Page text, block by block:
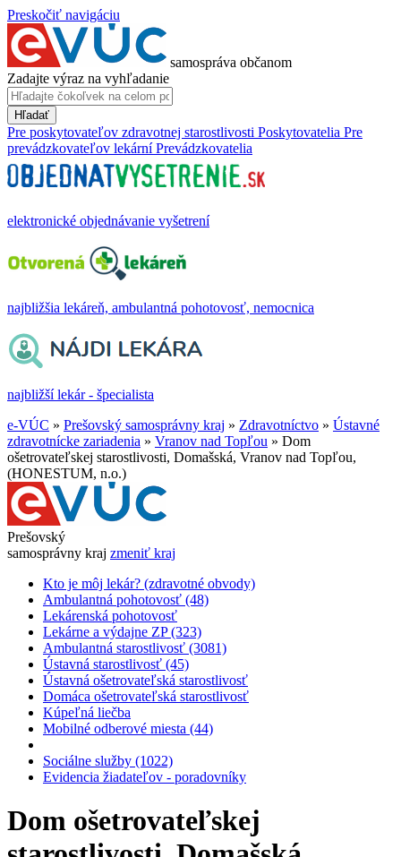
Preskočiť navigáciu
samospráva občanom
Zadajte výraz na vyhľadanie
Hľadať
Pre poskytovateľov zdravotnej starostlivosti Poskytovatelia Pre
prevádzkovateľov lekární Prevádzkovatelia
elektronické objednávanie vyšetrení
najbližšia lekáreň, ambulantná pohotovosť, nemocnica
najbližší lekár - špecialista
e-VÚC » Prešovský samosprávny kraj » Zdravotníctvo » Ústavné
zdravotnícke zariadenia » Vranov nad Topľou » Dom
ošetrovateľskej starostlivosti, Domašská, Vranov nad Topľou,
(HONESTUM, n.o.)
Prešovský
samosprávny kraj zmeniť kraj
Kto je môj lekár? (zdravotné obvody)
Ambulantná pohotovosť (48)
Lekárenská pohotovosť
Lekárne a výdajne ZP (323)
Ambulantná starostlivosť (3081)
Ústavná starostlivosť (45)
Ústavná ošetrovateľská starostlivosť
Domáca ošetrovateľská starostlivosť
Kúpeľná liečba
Mobilné odberové miesta (44)
Sociálne služby (1022)
Evidencia žiadateľov - poradovníky
Dom ošetrovateľskej